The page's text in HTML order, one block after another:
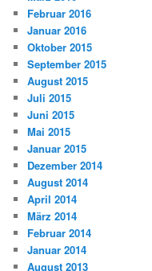
Februar 2016
Januar 2016
Oktober 2015
September 2015
August 2015
Juli 2015
Juni 2015
Mai 2015
Januar 2015
Dezember 2014
August 2014
April 2014
März 2014
Februar 2014
Januar 2014
August 2013